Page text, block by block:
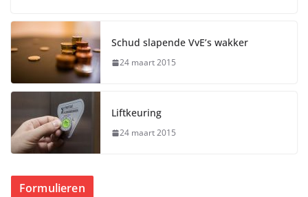
Schud slapende VvE’s wakker
24 maart 2015
Liftkeuring
24 maart 2015
Formulieren